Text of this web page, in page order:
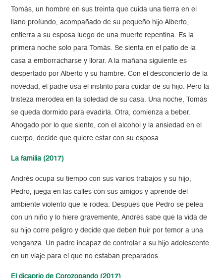
Tomás, un hombre en sus treinta que cuida una tierra en el
llano profundo, acompañado de su pequeño hijo Alberto,
entierra a su esposa luego de una muerte repentina. Es la
primera noche solo para Tomás. Se sienta en el patio de la
casa a emborracharse y llorar. A la mañana siguiente es
despertado por Alberto y su hambre. Con el desconcierto de la
novedad, el padre usa el instinto para cuidar de su hijo. Pero la
tristeza merodea en la soledad de su casa. Una noche, Tomás
se queda dormido para evadirla. Otra, comienza a beber.
Ahogado por lo que siente, con el alcohol y la ansiedad en el
cuerpo, decide que quiere estar con su esposa
La familia (2017)
Andrés ocupa su tiempo con sus varios trabajos y su hijo,
Pedro, juega en las calles con sus amigos y aprende del
ambiente violento que le rodea. Después que Pedro se pelea
con un niño y lo hiere gravemente, Andrés sabe que la vida de
su hijo corre peligro y decide que deben huir por temor a una
venganza. Un padre incapaz de controlar a su hijo adolescente
en un viaje para el que no estaban preparados.
El dicaprio de Corozopando (2017)